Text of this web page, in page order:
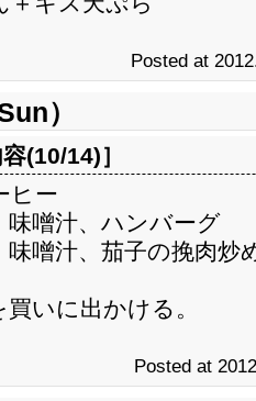
Posted at
）
(10/14)］
ヒー
味噌汁、ハンバーグ
味噌汁、茄子の挽肉炒
いに出かける。
Posted at